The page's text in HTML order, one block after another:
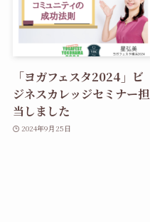
「ヨガフェスタ2024」ビ
ジネスカレッジセミナー担
当しました
2024年9月25日